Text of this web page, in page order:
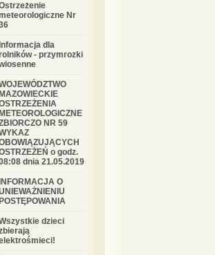
Nr
Informacja dla
- przymrozki
MAZOWIECKIE
METEOROLOGICZNE
NR 59
o godz.
dnia 21.05.2019
INFORMACJA O
POSTĘPOWANIA
dzieci